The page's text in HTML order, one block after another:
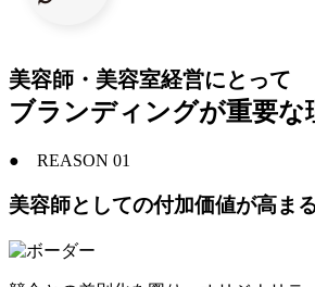
美容師・美容室経営にとって
ブランディングが重要な
● REASON 01
美容師としての付加価値が高ま